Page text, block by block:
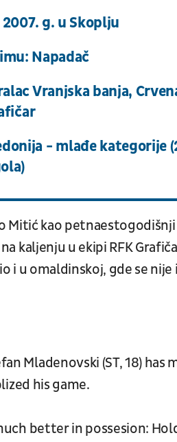
g. u Skoplju
Napadač
Vranjska banja,
- mlađe kategorije
Mitić kao petnaestogodišnji
kaljenju u ekipi RFK
u omaldinskoj, gde se nije
Mladenovski (ST, 18) has
his game.
better in possesion: